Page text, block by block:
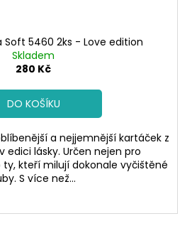
Soft 5460 2ks - Love edition
Skladem
280 Kč
DO KOŠÍKU
a nejjemnější kartáček z
edici lásky. Určen nejen pro
ty, kteří milují dokonale vyčištěné
S více než...